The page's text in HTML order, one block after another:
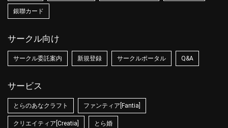
銀聯カード
サークル向け
サークル委託案内 新規登録 サークルポータル Q&A
サービス
とらのあなクラフト ファンティア[Fantia]
クリエイティア[Creatia] とら婚